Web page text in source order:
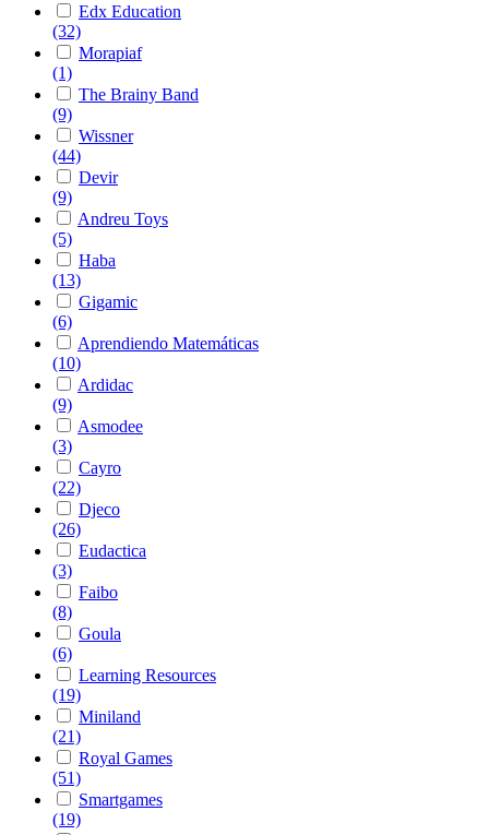
Edx Education
(32)
Morapiaf
(1)
The Brainy Band
(9)
Wissner
(44)
Devir
(9)
Andreu Toys
(5)
Haba
(13)
Gigamic
(6)
Aprendiendo Matemáticas
(10)
Ardidac
(9)
Asmodee
(3)
Cayro
(22)
Djeco
(26)
Eudactica
(3)
Faibo
(8)
Goula
(6)
Learning Resources
(19)
Miniland
(21)
Royal Games
(51)
Smartgames
(19)